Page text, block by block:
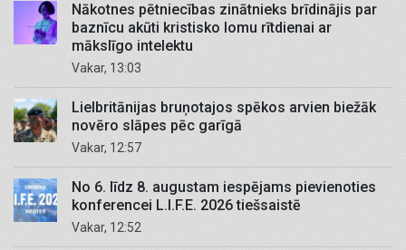
Nākotnes pētniecības zinātnieks brīdinājis par
baznīcu akūti kristisko lomu rītdienai ar
mākslīgo intelektu
Vakar, 13:03
Lielbritānijas bruņotajos spēkos arvien biežāk
novēro slāpes pēc garīgā
Vakar, 12:57
No 6. līdz 8. augustam iespējams pievienoties
konferencei L.I.F.E. 2026 tiešsaistē
Vakar, 12:52